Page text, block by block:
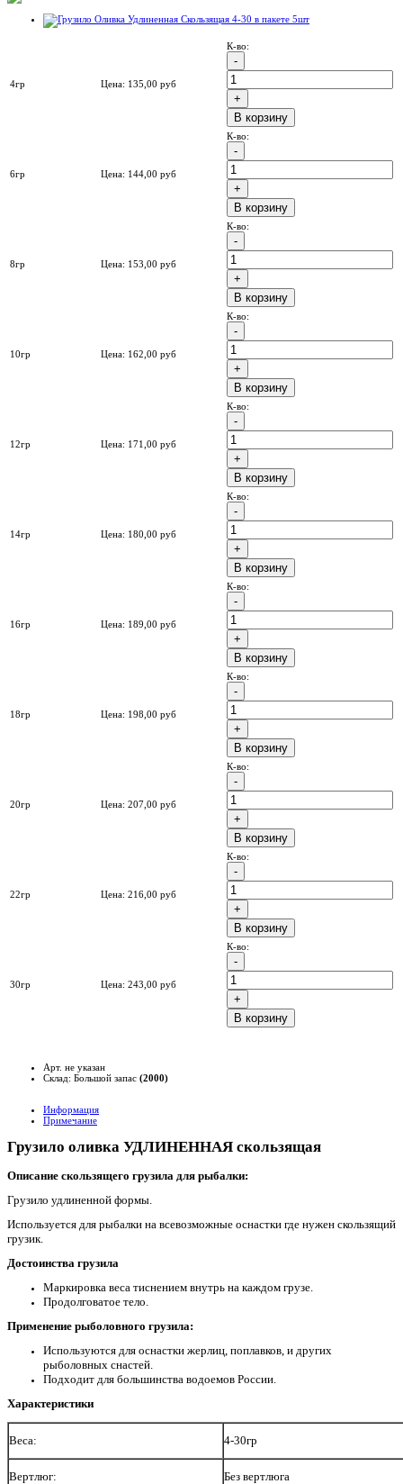
4гр Цена: 135,00 руб
К-во:
B корзину
6гр Цена: 144,00 руб
К-во:
B корзину
8гр Цена: 153,00 руб
К-во:
B корзину
10гр Цена: 162,00 руб
К-во:
B корзину
12гр Цена: 171,00 руб
К-во:
B корзину
14гр Цена: 180,00 руб
К-во:
B корзину
16гр Цена: 189,00 руб
К-во:
B корзину
18гр Цена: 198,00 руб
К-во:
B корзину
20гр Цена: 207,00 руб
К-во:
B корзину
22гр Цена: 216,00 руб
К-во:
B корзину
30гр Цена: 243,00 руб
К-во:
B корзину
Арт. не указан
Склад: Большой запас (2000)
Информация
Примечание
Грузило оливка УДЛИНЕННАЯ скользящая
Описание скользящего грузила для рыбалки:
Грузило удлиненной формы.
Используется для рыбалки на всевозможные оснастки где нужен скользящий
грузик.
Достоинства грузила
Маркировка веса тиснением внутрь на каждом грузе.
Продолговатое тело.
Применение рыболовного грузила:
Используются для оснастки жерлиц, поплавков, и других
рыболовных снастей.
Подходит для большинства водоемов России.
Характеристики
Веса: 4-30гр
Вертлюг: Без вертлюга